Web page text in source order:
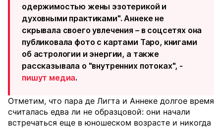
одержимостью жены эзотерикой и
духовными практиками". Аннеке не
скрывала своего увлечения – в соцсетях она
публиковала фото с картами Таро, книгами
об астрологии и энергии, а также
рассказывала о "внутренних потоках", -
пишут медиа.
Отметим, что пара де Лигта и Аннеке долгое время
считалась едва ли не образцовой: они начали
встречаться еще в юношеском возрасте и никогда